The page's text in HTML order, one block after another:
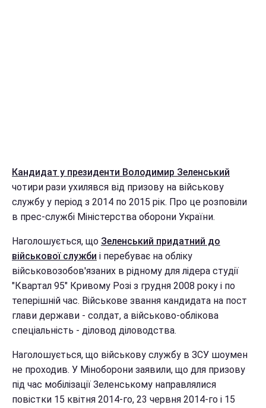
Кандидат у президенти Володимир Зеленський
чотири рази ухилявся від призову на військову
службу у період з 2014 по 2015 рік. Про це розповіли
в прес-службі Міністерства оборони України.
Наголошується, що Зеленський придатний до
військової служби і перебуває на обліку
військовозобов'язаних в рідному для лідера студії
"Квартал 95" Кривому Розі з грудня 2008 року і по
теперішній час. Військове звання кандидата на пост
глави держави - солдат, а військово-облікова
спеціальність - діловод діловодства.
Наголошується, що військову службу в ЗСУ шоумен
не проходив. У Міноборони заявили, що для призову
під час мобілізації Зеленському направлялися
повістки 15 квітня 2014-го, 23 червня 2014-го і 15